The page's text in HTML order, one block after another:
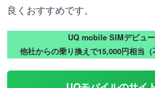
良くおすすめです。
UQ mobile SIMデビュ
他社からの乗り換えで15,000円相当（